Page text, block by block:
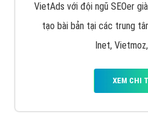
VietAds với đội ngũ SEOer
tạo bài bản tại các trung
Inet,
XEM CHI